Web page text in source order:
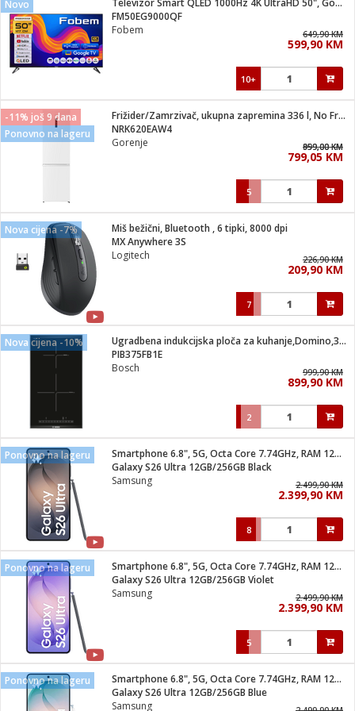
pribor
Vitrine
Sušilica
/ Zdravlje
za kosu
brijanje
pribor
tuš
i kutije
osigurači
gorivo
Novo
Televizor Smart QLED 1000Hz 4K UltraHD 50", Google TV
FM50EG9000QF
Fobem
649,90 KM
599,90 KM
10+
-11% još 9 dana
Ponovno na lageru
Frižider/Zamrzivač, ukupna zapremina 336 l, No Frost Plus, E
NRK620EAW4
Gorenje
959,00 KM
899,00 KM
799,05 KM
5
Nova cijena -7%
Miš bežični, Bluetooth , 6 tipki, 8000 dpi
MX Anywhere 3S
Logitech
226,90 KM
209,90 KM
7
Nova cijena -10%
Ugradbena indukcijska ploča za kuhanje,Domino,3700W,Serie 6
PIB375FB1E
Bosch
999,90 KM
899,90 KM
2
Ponovno na lageru
Smartphone 6.8", 5G, Octa Core 7.74GHz, RAM 12GB, 200Mpixel
Galaxy S26 Ultra 12GB/256GB Black
Samsung
2.499,90 KM
2.399,90 KM
8
Ponovno na lageru
Smartphone 6.8", 5G, Octa Core 7.74GHz, RAM 12GB, 200Mpixel
Galaxy S26 Ultra 12GB/256GB Violet
Samsung
2.499,90 KM
2.399,90 KM
5
Ponovno na lageru
Smartphone 6.8", 5G, Octa Core 7.74GHz, RAM 12GB, 200Mpixel
Galaxy S26 Ultra 12GB/256GB Blue
Samsung